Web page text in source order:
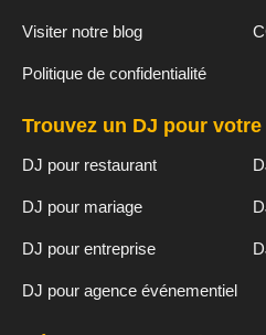
Visiter notre blog
Politique de confidentialité
Trouvez un DJ pour
DJ pour restaurant
DJ pour mariage
DJ pour entreprise
DJ pour agence événementiel